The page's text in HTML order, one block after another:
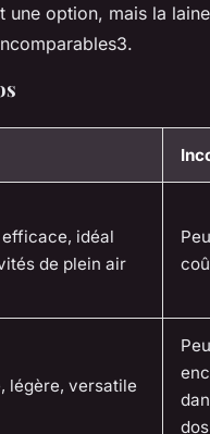
une option, mais la
idéal
de plein air
légère, versatile
dos